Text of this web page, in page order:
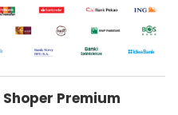
Shoper Premium